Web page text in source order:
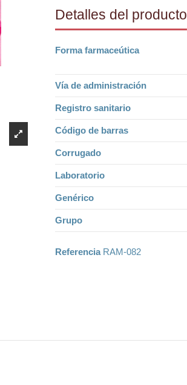
Detalles del producto
Forma farmaceútica
Vía de administración
Registro sanitario
Código de barras
Corrugado
Laboratorio
Genérico
Grupo
Referencia RAM-082